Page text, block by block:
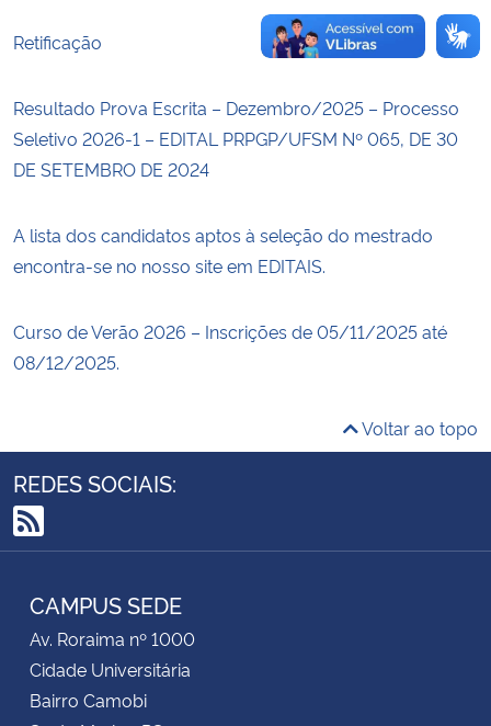
Retificação
Resultado Prova Escrita – Dezembro/2025 – Processo
Seletivo 2026-1 – EDITAL PRPGP/UFSM Nº 065, DE 30
DE SETEMBRO DE 2024
A lista dos candidatos aptos à seleção do mestrado
encontra-se no nosso site em EDITAIS.
Curso de Verão 2026 – Inscrições de 05/11/2025 até
08/12/2025.
Voltar ao topo
REDES SOCIAIS:
RSS
CAMPUS SEDE
Av. Roraima nº 1000
Cidade Universitária
Bairro Camobi